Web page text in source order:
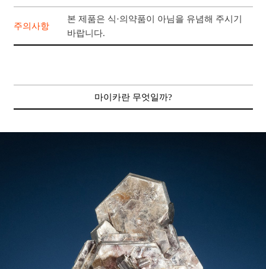
주의사항
본 제품은 식·의약품이 아님을 유념해 주시기
바랍니다.
마이카란 무엇일까?